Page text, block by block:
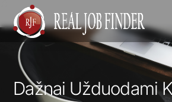
Dažnai Užduodami